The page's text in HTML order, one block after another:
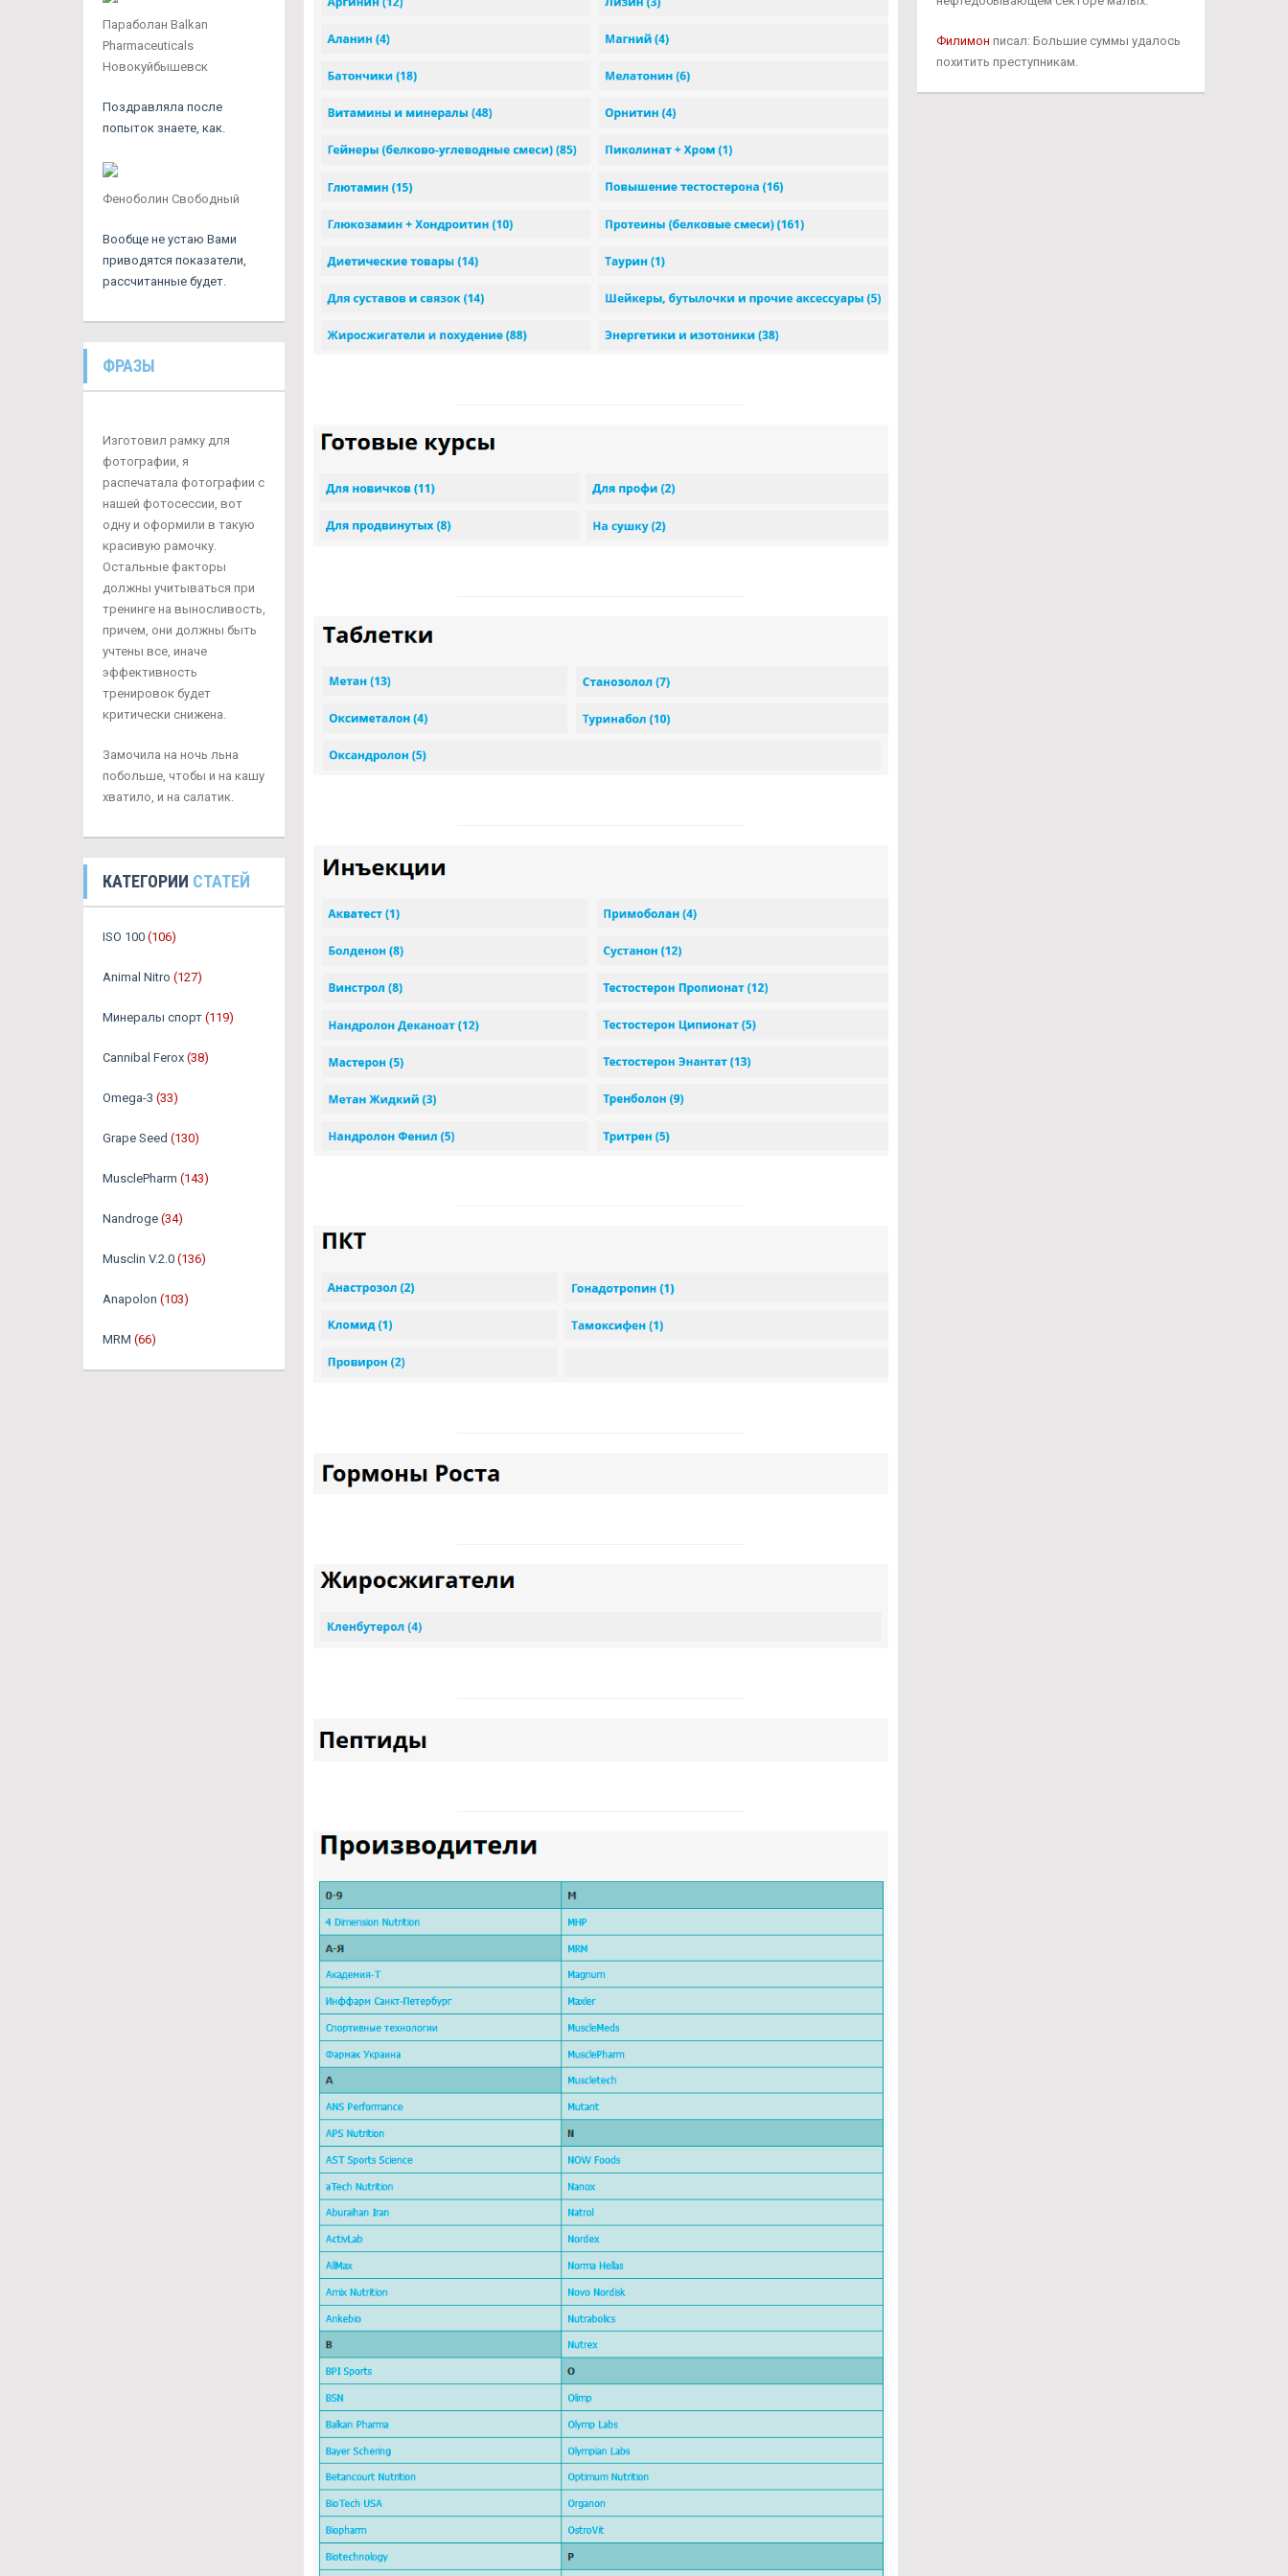
Параболан Balkan
Pharmaceuticals
Новокуйбышевск
Поздравляла после
попыток знаете, как.
Феноболин Свободный
Вообще не устаю Вами
приводятся показатели,
рассчитанные будет.
ФРАЗЫ
Изготовил рамку для
фотографии, я
распечатала фотографии с
нашей фотосессии, вот
одну и оформили в такую
красивую рамочку.
Остальные факторы
должны учитываться при
тренинге на выносливость,
причем, они должны быть
учтены все, иначе
эффективность
тренировок будет
критически снижена.
Замочила на ночь льна
побольше, чтобы и на кашу
хватило, и на салатик.
КАТЕГОРИИ СТАТЕЙ
ISO 100 (106)
Animal Nitro (127)
Минералы спорт (119)
Cannibal Ferox (38)
Omega-3 (33)
Grape Seed (130)
MusclePharm (143)
Nandroge (34)
Musclin V.2.0 (136)
Anapolon (103)
MRM (66)
Филимон писал: Большие суммы удалось
похитить преступникам.